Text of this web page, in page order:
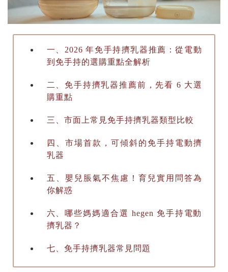
一、2026 年免手持擠乳器推薦：從電動
到免手持的選購重點全解析
二、免手持擠乳器推薦前，先看 6 大選
購重點
三、市面上常見免手持擠乳器類型比較
四、市場首款，可傾斜的免手持電動擠
乳器
五、嬰兒脹氣不焦慮！育兒實用問答為
你解惑
六、哪些媽媽適合選 hegen 免手持電動
擠乳器？
七、免手持擠乳器常見問題